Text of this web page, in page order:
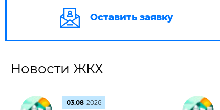
Оставить заявку
Новости ЖКХ
03.08 2026